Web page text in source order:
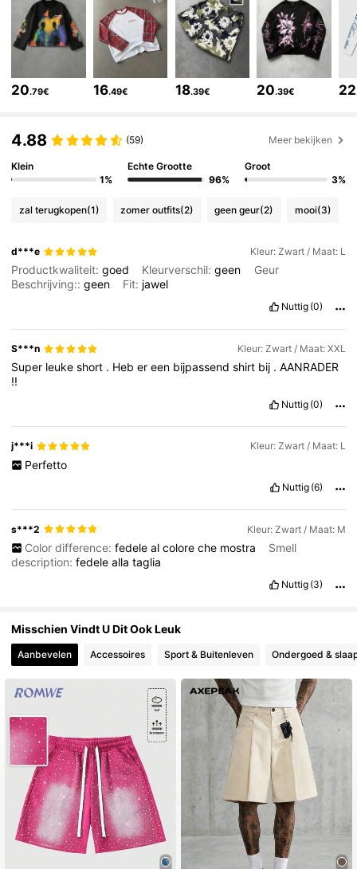
4.81 667K Volgers
4.81 667K Volgers
4.81 667K Volgers
4.81
4.81
20.79€ 16.49€ 18.39€ 20.39€ 22
4.88 (59) Meer bekijken
Klein
1%
Echte Grootte
96%
Groot
3%
zal terugkopen(1) zomer outfits(2) geen geur(2) mooi(3)
d***e Kleur: Zwart / Maat: L
Productkwaliteit:goed Kleurverschil:geen
Geur
Beschrijving::geen Fit: jawel
Nuttig (0)
S***n Kleur: Zwart / Maat: XXL
Super leukeshort . Hebereen bijpassendshirt bij .AANRADER
!!
Nuttig (0)
j***i Kleur: Zwart / Maat: L
Perfetto
Nuttig (6)
s***2 Kleur: Zwart / Maat: M
Color difference: fedele al colore che mostra
Smell
description:fedeleallataglia
Nuttig (3)
Misschien Vindt U Dit Ook Leuk
Aanbevelen Accessoires Sport & Buitenleven Ondergoed &